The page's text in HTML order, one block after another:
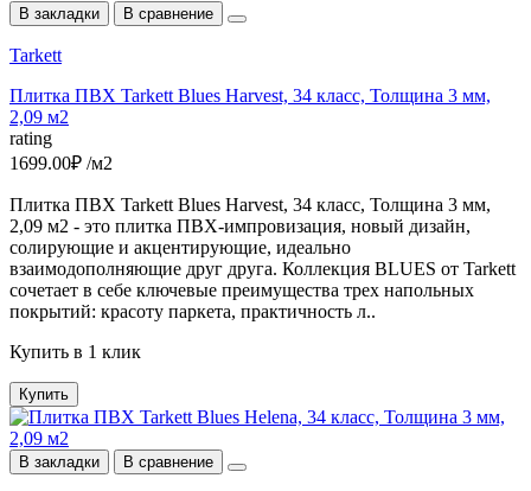
В закладки В сравнение
Tarkett
Плитка ПВХ Tarkett Blues Harvest, 34 класс, Толщина 3 мм,
2,09 м2
rating
1699.00₽ /м2
Плитка ПВХ Tarkett Blues Harvest, 34 класс, Толщина 3 мм,
2,09 м2 - это плитка ПВХ-импровизация, новый дизайн,
солирующие и акцентирующие, идеально
взаимодополняющие друг друга. Коллекция BLUES от Tarkett
сочетает в себе ключевые преимущества трех напольных
покрытий: красоту паркета, практичность л..
Купить в 1 клик
Купить
В закладки В сравнение